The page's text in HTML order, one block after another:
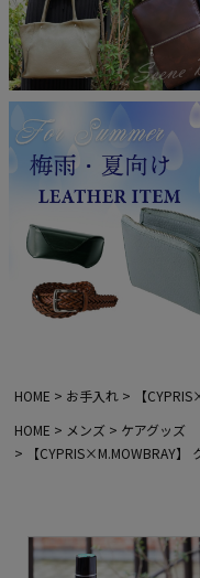
HOME お手入れ
【
HOME
メンズ
ケアグッズ
【CYPRIS×M.MOWBRAY】